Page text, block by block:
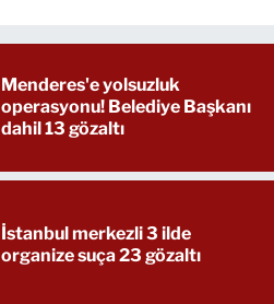
Menderes'e yolsuzluk
operasyonu! Belediye Başkanı
dahil 13 gözaltı
İstanbul merkezli 3 ilde
organize suça 23 gözaltı